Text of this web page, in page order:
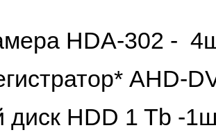
HDA-302 -
AHD-
диск HDD 1 Tb -